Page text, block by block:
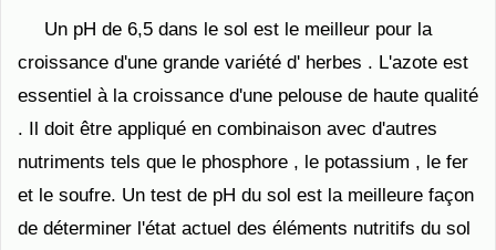
Un pH de 6,5 dans le sol est le meilleur pour la
croissance d'une grande variété d' herbes . L'azote est
essentiel à la croissance d'une pelouse de haute qualité
. Il doit être appliqué en combinaison avec d'autres
nutriments tels que le phosphore , le potassium , le fer
et le soufre. Un test de pH du sol est la meilleure façon
de déterminer l'état actuel des éléments nutritifs du sol